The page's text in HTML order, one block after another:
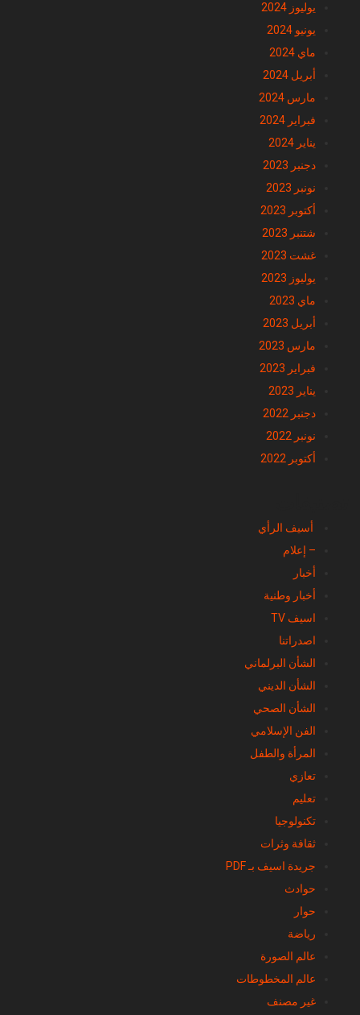
يوليوز 2024
يونيو 2024
ماي 2024
أبريل 2024
مارس 2024
فبراير 2024
يناير 2024
دجنبر 2023
نونبر 2023
أكتوبر 2023
شتنبر 2023
غشت 2023
يوليوز 2023
ماي 2023
أبريل 2023
مارس 2023
فبراير 2023
يناير 2023
دجنبر 2022
نونبر 2022
أكتوبر 2022
أسيف الرأي
– إعلام
أخبار
أخبار وطنية
اسيف TV
اصدراتنا
الشأن البرلماني
الشأن الديني
الشأن الصحي
الفن الإسلامي
المرأة والطفل
تعازي
تعليم
تكنولوجيا
ثقافة وثرات
جريدة اسيف بـ PDF
حوادث
حوار
رياضة
عالم الصورة
عالم المخطوطات
غير مصنف